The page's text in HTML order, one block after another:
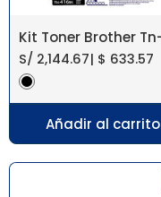
S/ 2,144.67| $ 633.57
Añadir al carrito